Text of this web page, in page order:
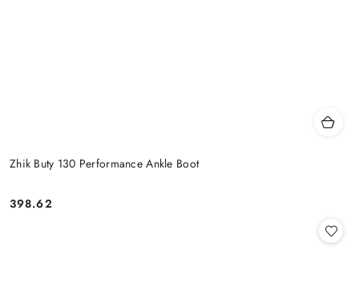
Zhik Buty 130 Performance Ankle Boot
Cena:
398.62